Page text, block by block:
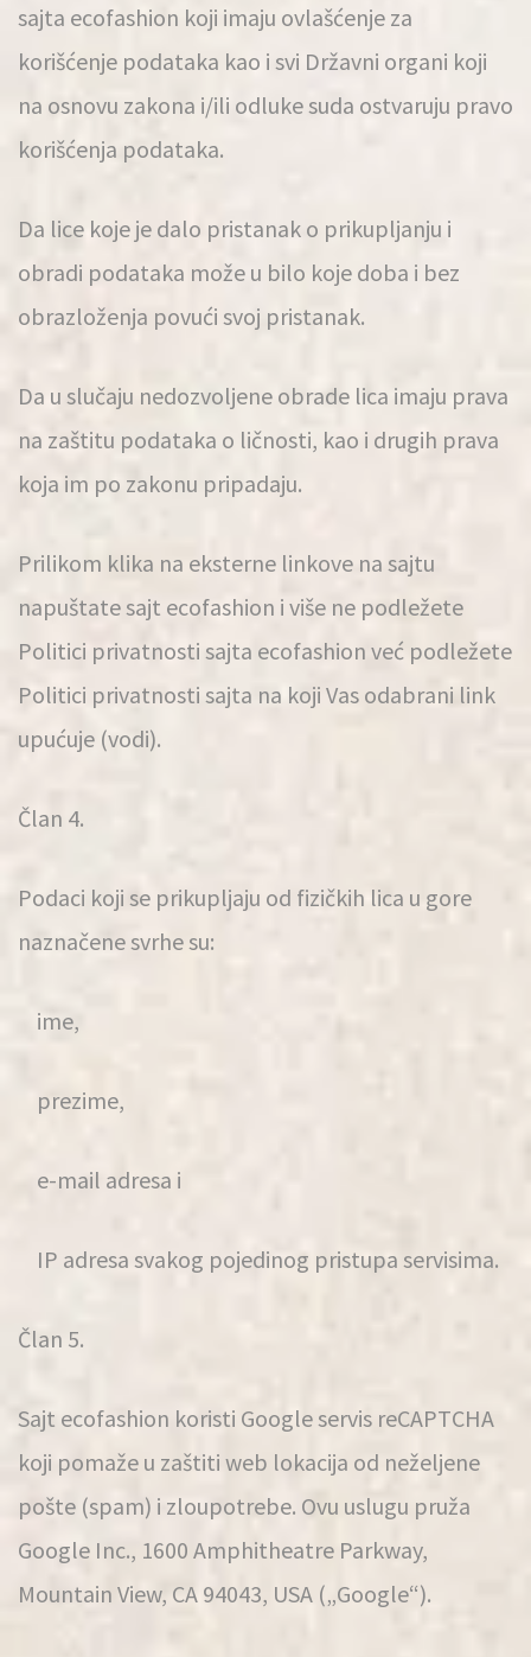
sajta ecofashion koji imaju ovlašćenje za
korišćenje podataka kao i svi Državni organi koji
na osnovu zakona i/ili odluke suda ostvaruju pravo
korišćenja podataka.
Da lice koje je dalo pristanak o prikupljanju i
obradi podataka može u bilo koje doba i bez
obrazloženja povući svoj pristanak.
Da u slučaju nedozvoljene obrade lica imaju prava
na zaštitu podataka o ličnosti, kao i drugih prava
koja im po zakonu pripadaju.
Prilikom klika na eksterne linkove na sajtu
napuštate sajt ecofashion i više ne podležete
Politici privatnosti sajta ecofashion već podležete
Politici privatnosti sajta na koji Vas odabrani link
upućuje (vodi).
Član 4.
Podaci koji se prikupljaju od fizičkih lica u gore
naznačene svrhe su:
ime,
prezime,
e-mail adresa i
IP adresa svakog pojedinog pristupa servisima.
Član 5.
Sajt ecofashion koristi Google servis reCAPTCHA
koji pomaže u zaštiti web lokacija od neželjene
pošte (spam) i zloupotrebe. Ovu uslugu pruža
Google Inc., 1600 Amphitheatre Parkway,
Mountain View, CA 94043, USA („Google“).